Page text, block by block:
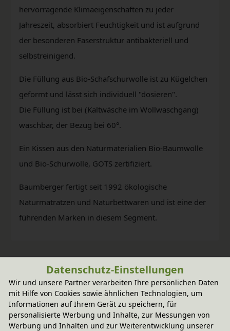
hervorragende Klimaeigenschaften zu jeder
Jahreszeit, absorbiert Feuchtigkeit und ist aufgrund
der besonderen Faserstruktur antibakteriell und
selbstreinigend.
Die Füllung aus Bio-Schafschurwolle ist zu Kügelchen
geformt und lässt sich individuell "dosieren".
Die Füllung ist bei (Kaltwäsche im Wollwaschgang)
waschbar, der Bezug bei 60°.
Ein Kissen aus den Naturmaterialien Bio-Baumwolle
und Bio-Schurwolle, GOTS zertifiziert.
Baumberger fertigt seit 1992 ökologische
Naturmatratzen und Naturbettwaren und ist eine der
führenden Marken in diesem Segment.
Datenschutz-Einstellungen
Wir und unsere Partner verarbeiten Ihre persönlichen Daten
mit Hilfe von Cookies sowie ähnlichen Technologien, um
Informationen auf Ihrem Gerät zu speichern, für
personalisierte Werbung und Inhalte, zur Messungen von
Werbung und Inhalten und zur Weiterentwicklung unserer